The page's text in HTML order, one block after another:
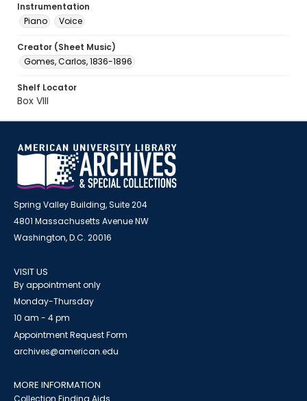
Instrumentation
Piano
Voice
Creator (Sheet Music)
Gomes, Carlos, 1836-1896
Shelf Locator
Box VIII
Spring Valley Building, Suite 204
4801 Massachusetts Avenue NW
Washington, D.C. 20016
VISIT US
By appointment only
Monday-Thursday
10 am - 4 pm
Appointment Request Form
archives@american.edu
MORE INFORMATION
Collection Finding Aids